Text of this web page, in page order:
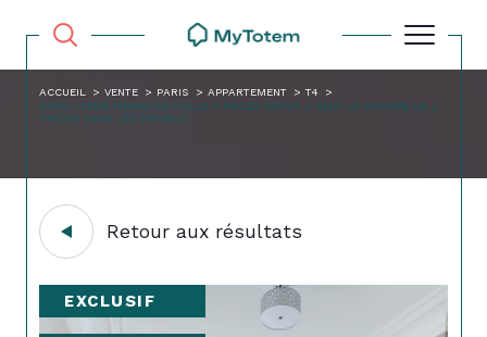
ACCUEIL VENTE PARIS APPARTEMENT
T4
PARIS 14EME PIERRE DE TAILLE 4 PIECES REFAIT A NEUF LE CHARME DE L
ANCIEN SANS LES TRAVAUX
Retour aux résultats
EXCLUSIF